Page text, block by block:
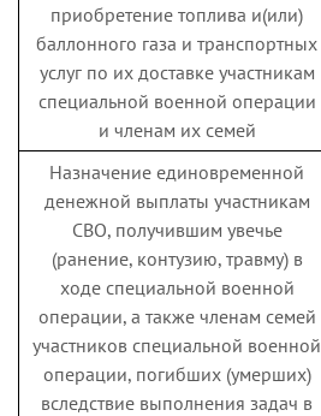
приобретение топлива и(или)
баллонного газа и транспортных
услуг по их доставке участникам
специальной военной операции
и членам их семей
Назначение единовременной
денежной выплаты участникам
СВО, получившим увечье
(ранение, контузию, травму) в
ходе специальной военной
операции, а также членам семей
участников специальной военной
операции, погибших (умерших)
вследствие выполнения задач в